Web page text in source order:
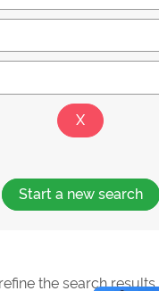
Start a new search
the search results.